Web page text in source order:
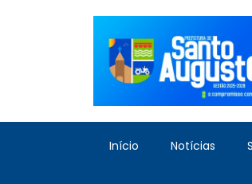
Início Notícias